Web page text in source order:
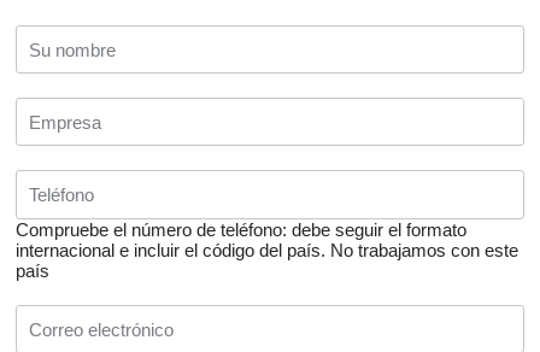
Compruebe el número de teléfono: debe seguir el formato
internacional e incluir el código del país. No trabajamos con este
país